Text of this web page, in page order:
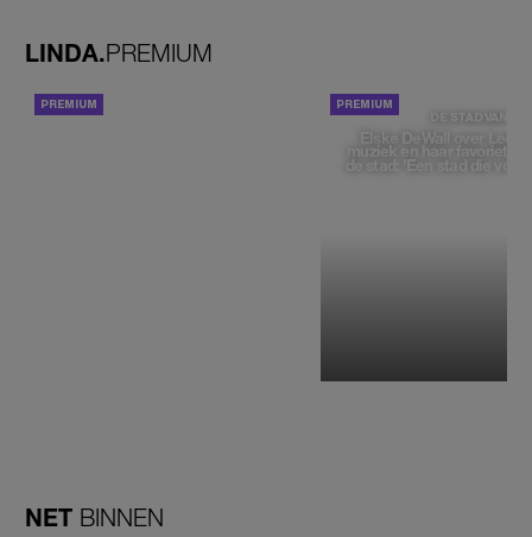
LINDA.PREMIUM
DE STAD VAN
Elske DeWall over
muziek en haar favoriete
de stad: 'Een stad die
NET BINNEN